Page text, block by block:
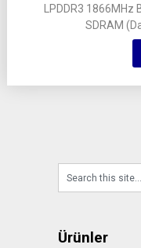
LPDDR3 1866MHz
SDRAM
Ürünler